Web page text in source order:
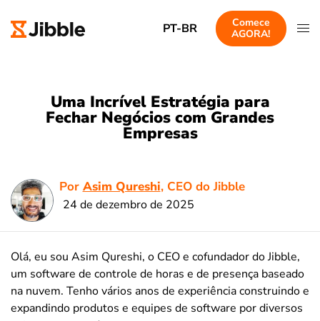
PT-BR
Comece
AGORA!
Uma Incrível Estratégia para
Fechar Negócios com Grandes
Empresas
Por Asim Qureshi, CEO do Jibble
24 de dezembro de 2025
Olá, eu sou Asim Qureshi, o CEO e cofundador do Jibble,
um software de controle de horas e de presença baseado
na nuvem. Tenho vários anos de experiência construindo e
expandindo produtos e equipes de software por diversos